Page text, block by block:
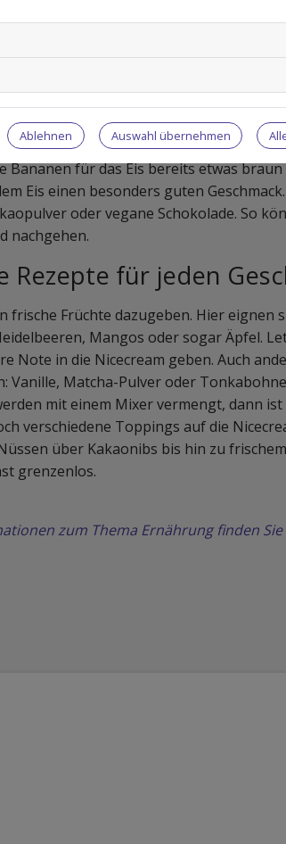
Wahl
eingefroren werden, denn nur so
Eine weitere Hauptzutat ist ein
was man gerade im Haus hat, kann
Erbsen verwenden. Zunächst wird wenig
Geschmack und gewünschter
Bananen für das Eis bereits etwas
Eis einen besonders guten
oder vegane Schokolade. So
nachgehen.
Rezepte für jeden
frische Früchte dazugeben. Hier eignen
Mangos oder sogar Äpfel.
Note in die Nicecream geben. Auch
Vanille, Matcha-Pulver oder
mit einem Mixer vermengt, dann
verschiedene Toppings auf die
über Kakaonibs bis hin zu
grenzenlos.
zum Thema Ernährung finden Sie
Ablehnen Auswahl übernehmen